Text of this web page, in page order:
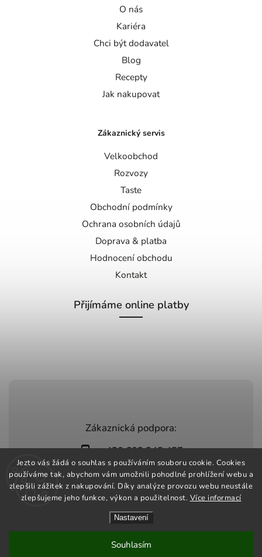
Jezto vás žádá o souhlas s používáním souboru cookie. Cookies
používáme tak, abychom vám umožnili pohodlné prohlížení webu a
zlepšili zážitek z nakupování. Díky analýze provozu webu neustále
zlepšujeme jeho funkce, výkon a použitelnost. Více informací
Nastavení
Souhlasím
Zákaznická podpora:
+420 603 248 457
info@jeztomarket.cz
O nás
Kariéra
Chci být dodavatel
Blog
Recepty
Jak nakupovat
Zákaznický servis
Velkoobchod
Rozvozy
Taste
Obchodní podmínky
Ochrana osobních údajů
Doprava & platba
Hodnocení obchodu
Kontakt
Přijímáme online platby
Shoptet | Design